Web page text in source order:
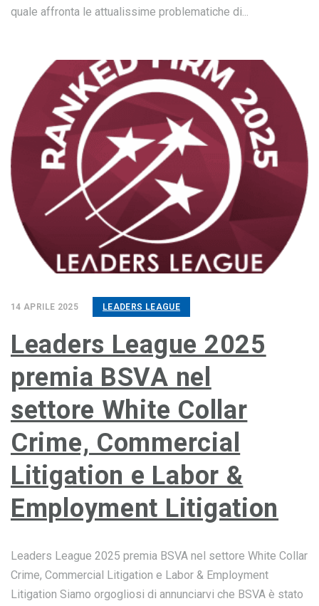
quale affronta le attualissime problematiche di...
14 APRILE 2025 LEADERS LEAGUE
Leaders League 2025
premia BSVA nel
settore White Collar
Crime, Commercial
Litigation e Labor &
Employment Litigation
Leaders League 2025 premia BSVA nel settore White Collar
Crime, Commercial Litigation e Labor & Employment
Litigation Siamo orgogliosi di annunciarvi che BSVA è stato